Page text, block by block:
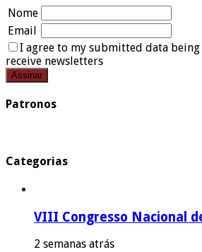
Nome
Email
I agree to my submitted data
receive newsletters
Patronos
Categorias
VIII Congresso Nacional
2 semanas atrás